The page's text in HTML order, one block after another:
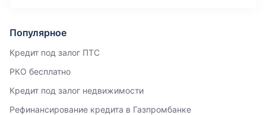
Популярное
Кредит под залог ПТС
РКО бесплатно
Кредит под залог недвижимости
Рефинансирование кредита в Газпромбанке